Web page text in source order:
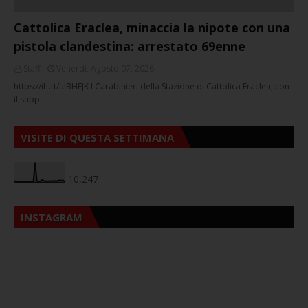
Cattolica Eraclea, minaccia la nipote con una
pistola clandestina: arrestato 69enne
https://ift.tt/ulBHEJK I Carabinieri della Stazione di Cattolica Eraclea, con
il supp…
VISITE DI QUESTA SETTIMANA
10,247
INSTAGRAM